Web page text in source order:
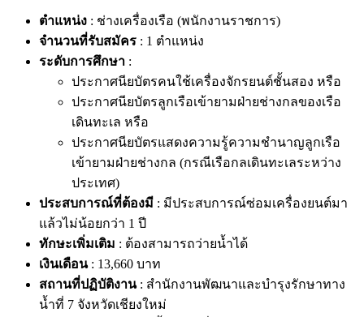
ตำแหน่ง : ช่างเครื่องเรือ (พนักงานราชการ)
จำนวนที่รับสมัคร : 1 ตำแหน่ง
ระดับการศึกษา :
ประกาศนียบัตรคนใช้เครื่องจักรยนต์ชั้นสอง หรือ
ประกาศนียบัตรลูกเรือเข้ายามฝ่ายช่างกลของเรือ
เดินทะเล หรือ
ประกาศนียบัตรแสดงความรู้ความชำนาญลูกเรือ
เข้ายามฝ่ายช่างกล (กรณีเรือกลเดินทะเลระหว่าง
ประเทศ)
ประสบการณ์ที่ต้องมี : มีประสบการณ์ซ่อมเครื่องยนต์มา
แล้วไม่น้อยกว่า 1 ปี
ทักษะเพิ่มเติม : ต้องสามารถว่ายน้ำได้
เงินเดือน: 13,660 บาท
สถานที่ปฏิบัติงาน: สำนักงานพัฒนาและบำรุงรักษาทาง
น้ำที่ 7 จังหวัดเชียงใหม่